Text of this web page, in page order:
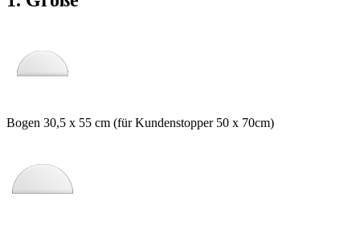
Bogen 30,5 x 55 cm (für Kundenstopper 50 x 70cm)